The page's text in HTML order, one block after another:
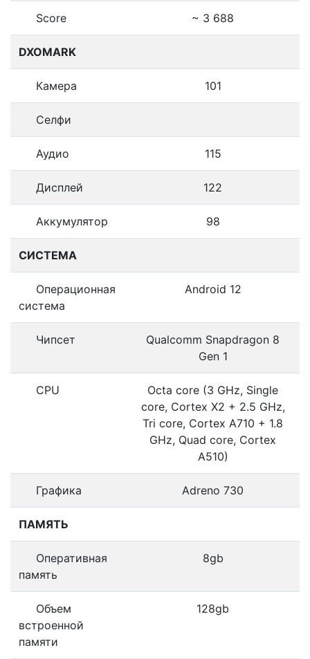
Score ~ 3 688
DXOMARK
Камера 101
Селфи
Аудио 115
Дисплей 122
Аккумулятор 98
СИСТЕМА
Операционная
система
Android 12
Чипсет
Qualcomm Snapdragon 8
Gen 1
CPU
Octa core (3 GHz, Single
core, Cortex X2 + 2.5 GHz,
Tri core, Cortex A710 + 1.8
GHz, Quad core, Cortex
A510)
Графика Adreno 730
ПАМЯТЬ
Оперативная
память
8gb
Объем
встроенной
памяти
128gb